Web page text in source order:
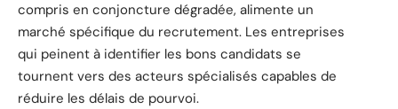
compris en conjoncture dégradée, alimente un
marché spécifique du recrutement. Les entreprises
qui peinent à identifier les bons candidats se
tournent vers des acteurs spécialisés capables de
réduire les délais de pourvoi.